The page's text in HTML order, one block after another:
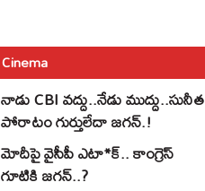
Cinema
నాడు CBI వద్దు..నేడు ముద్దు..సునీత
పోరాటం గుర్తులేదా జగన్.!
మోదీపై వైసీపీ ఎటా*క్.. కాంగ్రెస్
గూటికి జగన్..?